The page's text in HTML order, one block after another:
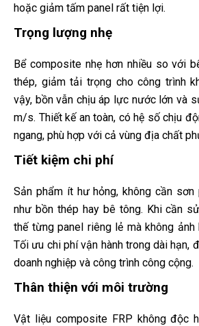
hoặc giảm tấm panel rất tiện lợi.
Trọng lượng nhẹ
Bể composite nhẹ hơn nhiều so với
thép, giảm tải trọng cho công trình
vậy, bồn vẫn chịu áp lực nước lớn và
m/s. Thiết kế an toàn, có hệ số chịu
ngang, phù hợp với cả vùng địa chất
Tiết kiệm chi phí
Sản phẩm ít hư hỏng, không cần
như bồn thép hay bê tông. Khi cần
thế từng panel riêng lẻ mà không ảnh
Tối ưu chi phí vận hành trong dài hạn,
doanh nghiệp và công trình công cộng.
Thân thiện với môi trường
Vật liệu composite FRP không độc